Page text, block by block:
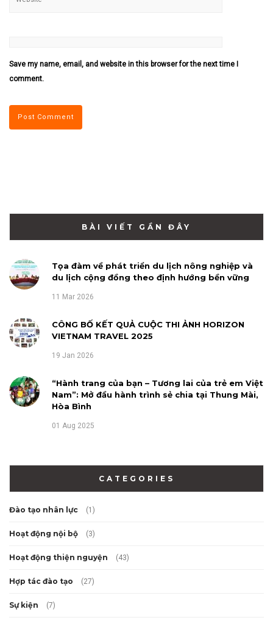
Save my name, email, and website in this browser for the next time I
comment.
BÀI VIẾT GẦN ĐÂY
Tọa đàm về phát triển du lịch nông nghiệp và
du lịch cộng đồng theo định hướng bền vững
11 Mar 2026
CÔNG BỐ KẾT QUẢ CUỘC THI ẢNH HORIZON
VIETNAM TRAVEL 2025
19 Jan 2026
“Hành trang của bạn – Tương lai của trẻ em Việt
Nam”: Mở đầu hành trình sẻ chia tại Thung Mài,
Hòa Bình
01 Aug 2025
CATEGORIES
Đào tạo nhân lực (1)
Hoạt động nội bộ (3)
Hoạt động thiện nguyện (43)
Hợp tác đào tạo (27)
Sự kiện (7)